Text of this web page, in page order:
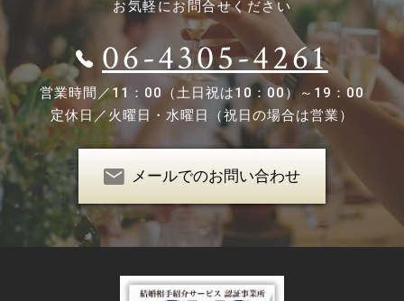
お気軽にお問合せください
06-4305-4261
営業時間／11：00（土日祝は10：00）～19：00
定休日／火曜日・水曜日（祝日の場合は営業）
メールでのお問い合わせ